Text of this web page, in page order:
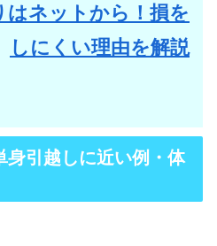
はネットから！損を
しにくい理由を解説
身引越しに近い例・体